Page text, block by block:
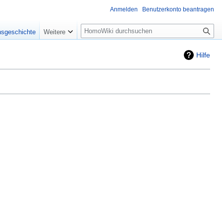
Hilfe
Anmelden Benutzerkonto beantragen
Weitere
Suche